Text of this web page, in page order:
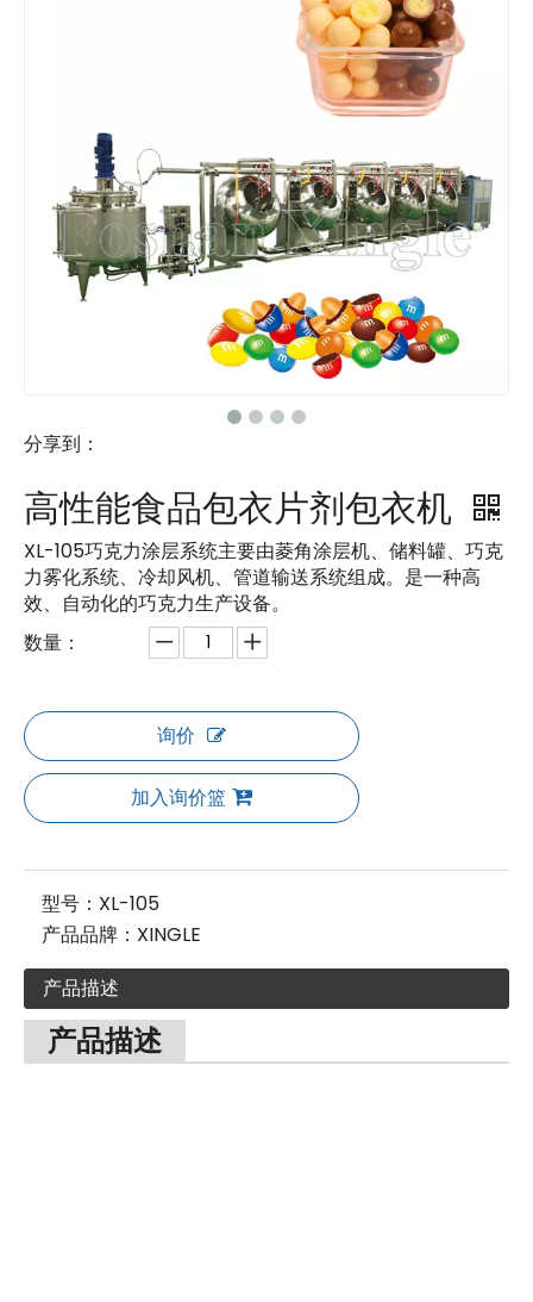
分享到：
高性能食品包衣片剂包衣机
XL-105巧克力涂层系统主要由菱角涂层机、储料罐、巧克
力雾化系统、冷却风机、管道输送系统组成。是一种高
效、自动化的巧克力生产设备。
数量：
询价
加入询价篮
型号： XL-105
产品品牌： XINGLE
产品描述
产品描述